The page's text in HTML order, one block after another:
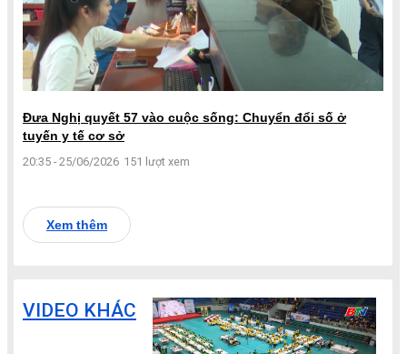
Đưa Nghị quyết 57 vào cuộc sống: Chuyển đổi số ở
tuyến y tế cơ sở
20:35 - 25/06/2026 151 lượt xem
Xem thêm
VIDEO KHÁC